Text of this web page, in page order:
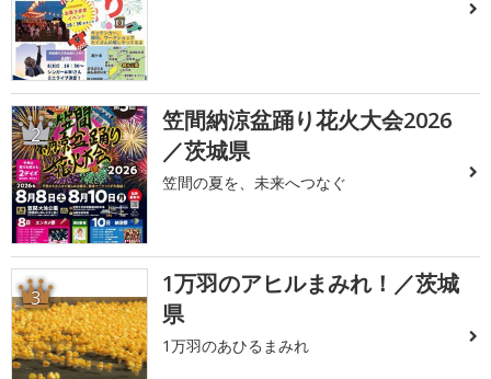
2
笠間納涼盆踊り花火大会2026
／茨城県
笠間の夏を、未来へつなぐ
3
1万羽のアヒルまみれ！／茨城
県
1万羽のあひるまみれ